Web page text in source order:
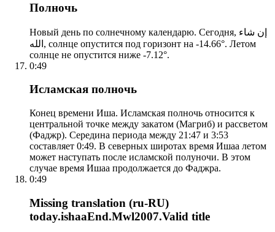
Полночь
Новый день по солнечному календарю. Сегодня, إن شاء
الله, солнце опустится под горизонт на -14.66°. Летом
солнце не опустится ниже -7.12°.
0:49
Исламская полночь
Конец времени Иша. Исламская полночь относится к
центральной точке между закатом (Магриб) и рассветом
(Фаджр). Середина периода между 21:47 и 3:53
составляет 0:49. В северных широтах время Ишаа летом
может наступать после исламской полуночи. В этом
случае время Ишаа продолжается до Фаджра.
0:49
Missing translation (ru-RU)
today.ishaaEnd.Mwl2007.Valid title